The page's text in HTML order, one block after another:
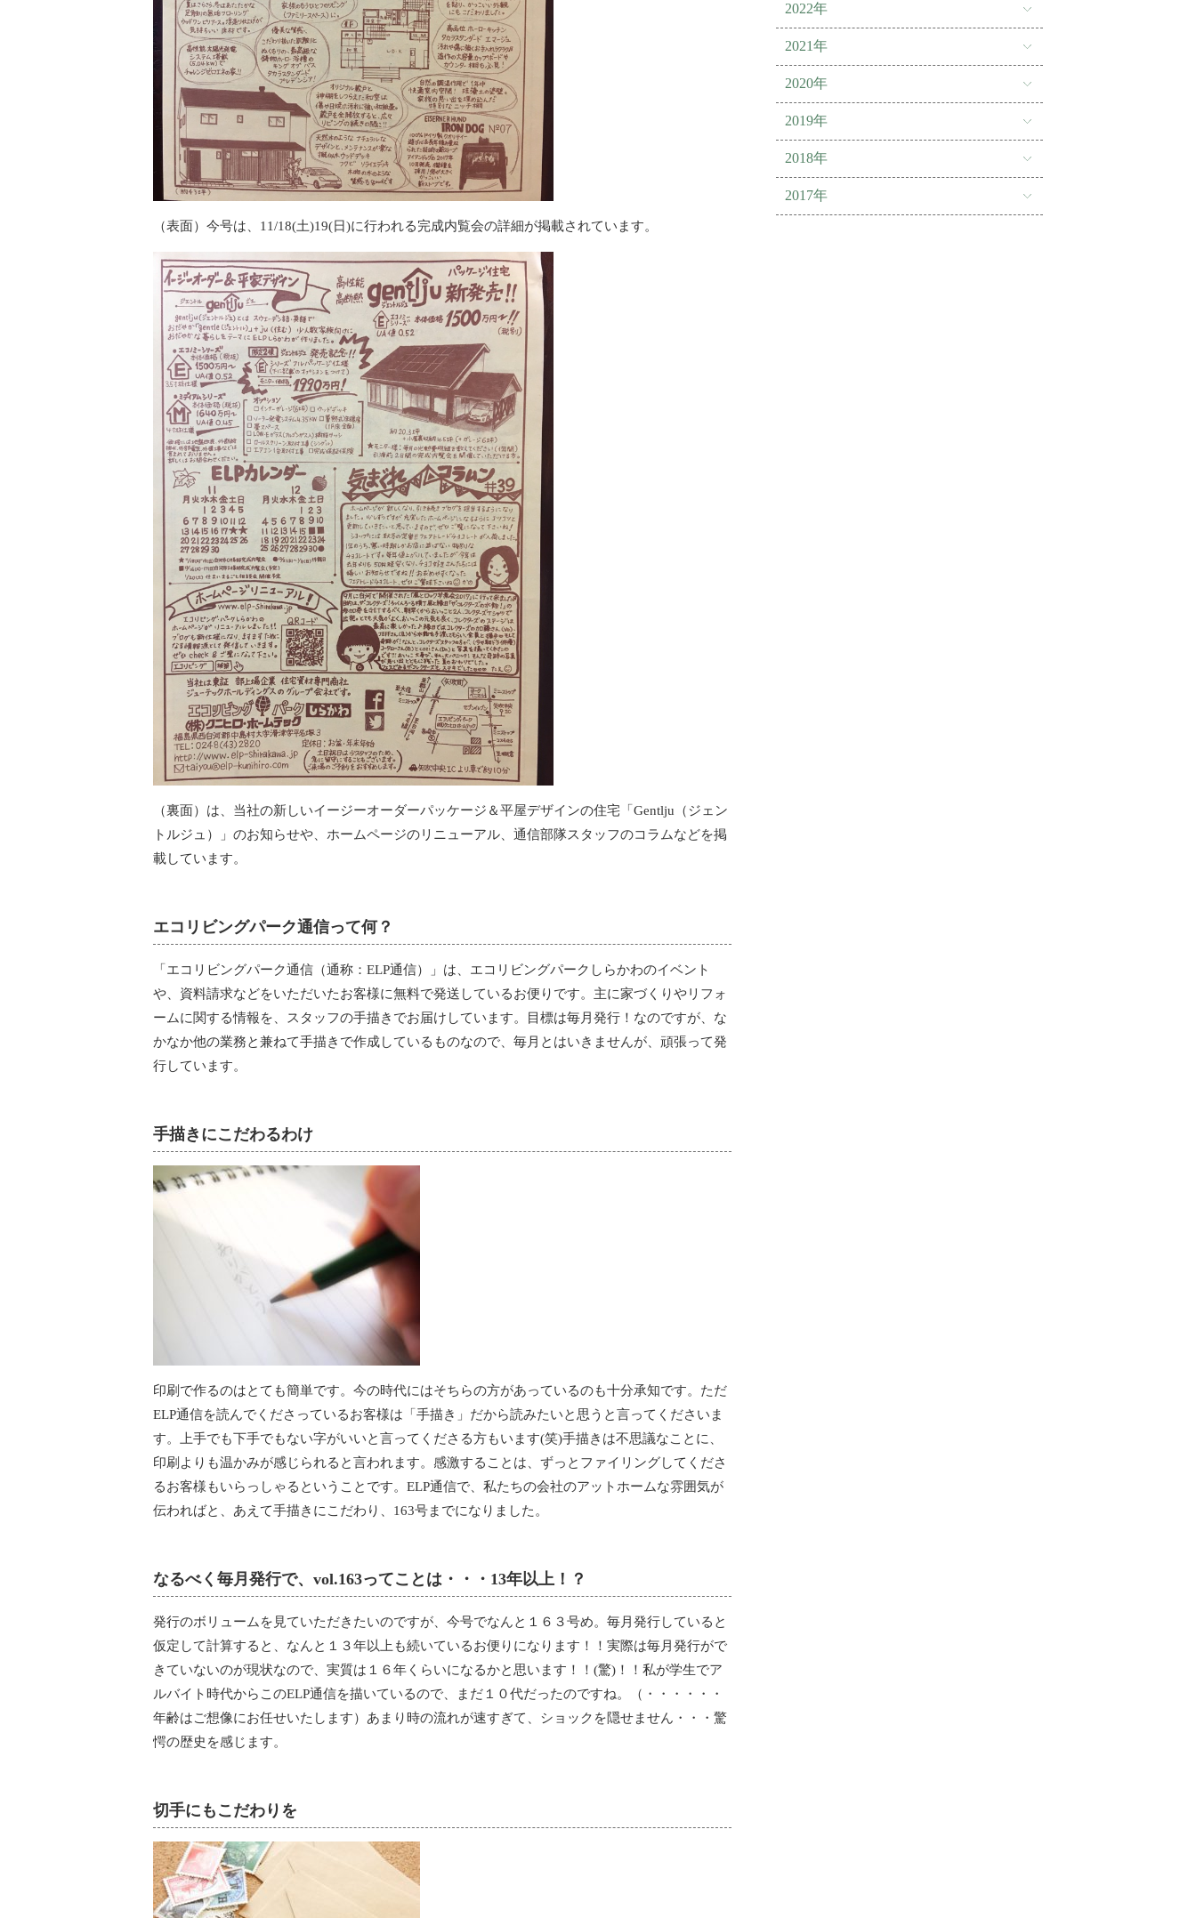
（表面）今号は、11/18(土)19(日)に行われる完成内覧会の詳細が掲載されています。
（裏面）は、当社の新しいイージーオーダーパッケージ＆平屋デザインの住宅「Gentlju（ジェン
トルジュ）」のお知らせや、ホームページのリニューアル、通信部隊スタッフのコラムなどを掲
載しています。
エコリビングパーク通信って何？
「エコリビングパーク通信（通称：ELP通信）」は、エコリビングパークしらかわのイベント
や、資料請求などをいただいたお客様に無料で発送しているお便りです。主に家づくりやリフォ
ームに関する情報を、スタッフの手描きでお届けしています。目標は毎月発行！なのですが、な
かなか他の業務と兼ねて手描きで作成しているものなので、毎月とはいきませんが、頑張って発
行しています。
手描きにこだわるわけ
印刷で作るのはとても簡単です。今の時代にはそちらの方があっているのも十分承知です。ただ
ELP通信を読んでくださっているお客様は「手描き」だから読みたいと思うと言ってくださいま
す。上手でも下手でもない字がいいと言ってくださる方もいます(笑)手描きは不思議なことに、
印刷よりも温かみが感じられると言われます。感激することは、ずっとファイリングしてくださ
るお客様もいらっしゃるということです。ELP通信で、私たちの会社のアットホームな雰囲気が
伝わればと、あえて手描きにこだわり、163号までになりました。
なるべく毎月発行で、vol.163ってことは・・・13年以上！？
発行のボリュームを見ていただきたいのですが、今号でなんと１６３号め。毎月発行していると
仮定して計算すると、なんと１３年以上も続いているお便りになります！！実際は毎月発行がで
きていないのが現状なので、実質は１６年くらいになるかと思います！！(驚)！！私が学生でア
ルバイト時代からこのELP通信を描いているので、まだ１０代だったのですね。（・・・・・・
年齢はご想像にお任せいたします）あまり時の流れが速すぎて、ショックを隠せません・・・驚
愕の歴史を感じます。
切手にもこだわりを
2022年
2021年
2020年
2019年
2018年
2017年